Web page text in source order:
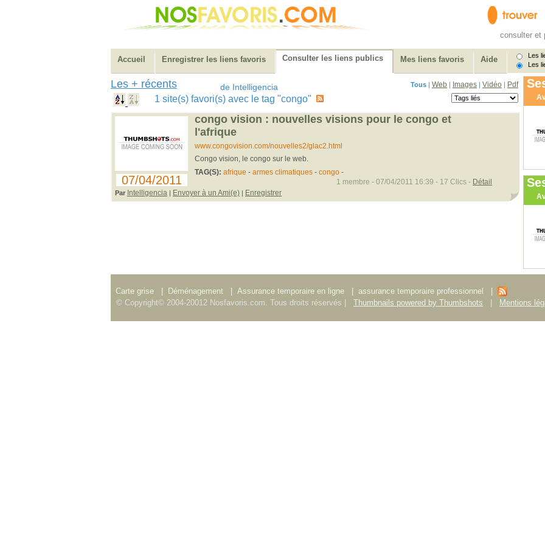
consulter et
Accueil Enregistrer les liens favoris Consulter les liens publics Mes liens favoris Aide
Les
Les
Les + récents de Intelligencia Tous | Web | Images | Vidéo | Pdf
1 site(s) favori(s) avec le tag "congo"
07/04/2011
congo vision : nouvelles visions pour le congo et
l'afrique
www.congovision.com/nouvelles2/glac2.html
Congo vision, le congo sur le web.
TAG(S): afrique - armes climatiques- congo-
Par Intelligencia | Envoyer à un Ami(e) | Enregistrer
1 membre - 07/04/2011 16:39 - 17 Clics - Détail
Carte grise Déménagement Assurance temporaire en ligne assurance temporaire professionnel
© Copyright© 2004-20012 Nosfavoris.com. Tous droits réservés |
Thumbnails powered by Thumbshots Mentions